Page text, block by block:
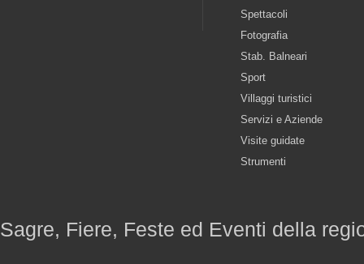
Spettacoli
Fotografia
Stab. Balneari
Sport
Villaggi turistici
Servizi e Aziende
Visite guidate
Strumenti
Sagre, Fiere, Feste ed Eventi della